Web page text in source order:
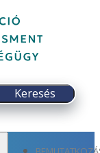
Keresés